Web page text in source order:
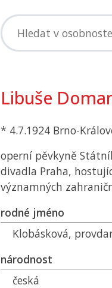
Libuše
* 4.7.1924 Brno-
operní pěvkyně
divadla Praha,
významných
rodné jméno
Klobásková,
národnost
česká